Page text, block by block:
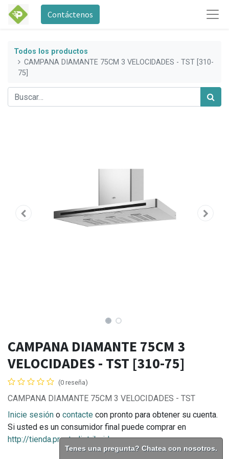
Contáctenos
Todos los productos
CAMPANA DIAMANTE 75CM 3 VELOCIDADES - TST [310-
75]
CAMPANA DIAMANTE 75CM 3
VELOCIDADES - TST [310-75]
(0 reseña)
CAMPANA DIAMANTE 75CM 3 VELOCIDADES - TST
Inicie sesión o contacte con pronto para obtener su cuenta.
Si usted es un consumidor final puede comprar en
http://tienda.prontodistribuidora.com.ar
Tenes una pregunta? Chatea con nosotros.